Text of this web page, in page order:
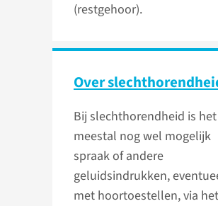
(restgehoor).
Over
Bij slechthorendheid is het
meestal nog wel mogelijk
spraak of andere
geluidsindrukken,
met hoortoestellen, via het